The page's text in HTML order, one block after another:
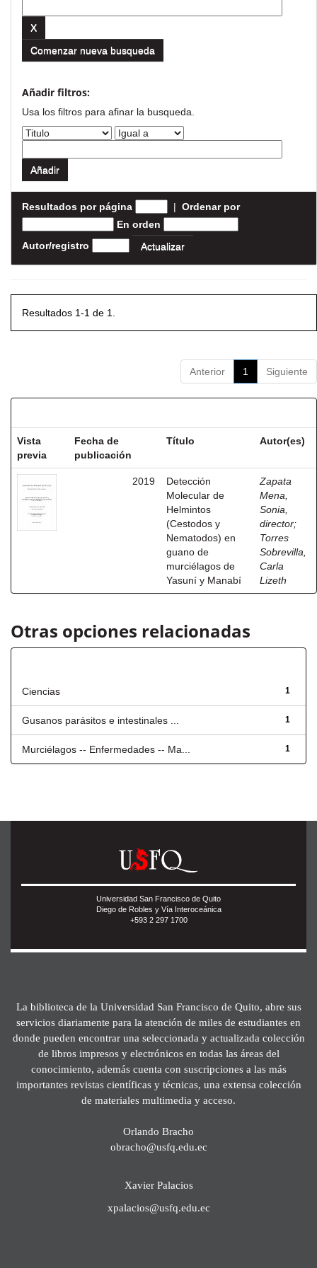
Comenzar nueva busqueda
Añadir filtros:
Usa los filtros para afinar la busqueda.
Resultados por página | Ordenar por
En orden
Autor/registro
Resultados 1-1 de 1.
Anterior 1 Siguiente
Vista
previa
Fecha de
publicación
Título Autor(es)
2019
Detección
Molecular de
Helmintos
(Cestodos y
Nematodos) en
guano de
murciélagos de
Yasuní y Manabí
Zapata
Mena,
Sonia,
director;
Torres
Sobrevilla,
Carla
Lizeth
Otras opciones relacionadas
1
Ciencias
1
Gusanos parásitos e intestinales ...
1
Murciélagos -- Enfermedades -- Ma...
Universidad San Francisco de Quito
Diego de Robles y Vía Interoceánica
+593 2 297 1700
La biblioteca de la Universidad San Francisco de Quito, abre sus
servicios diariamente para la atención de miles de estudiantes en
donde pueden encontrar una seleccionada y actualizada colección
de libros impresos y electrónicos en todas las áreas del
conocimiento, además cuenta con suscripciones a las más
importantes revistas científicas y técnicas, una extensa colección
de materiales multimedia y acceso.
Orlando Bracho
obracho@usfq.edu.ec
Xavier Palacios
xpalacios@usfq.edu.ec